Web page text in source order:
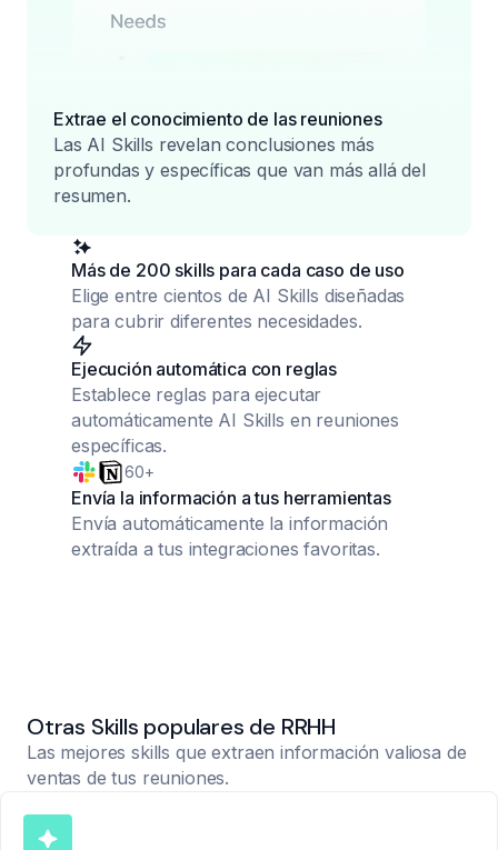
Extrae el conocimiento de las reuniones
Las AI Skills revelan conclusiones más
profundas y específicas que van más allá del
resumen.
Más de 200 skills para cada caso de uso
Elige entre cientos de AI Skills diseñadas
para cubrir diferentes necesidades.
Ejecución automática con reglas
Establece reglas para ejecutar
automáticamente AI Skills en reuniones
específicas.
60+
Envía la información a tus herramientas
Envía automáticamente la información
extraída a tus integraciones favoritas.
Otras Skills populares de RRHH
Las mejores skills que extraen información valiosa de
ventas de tus reuniones.